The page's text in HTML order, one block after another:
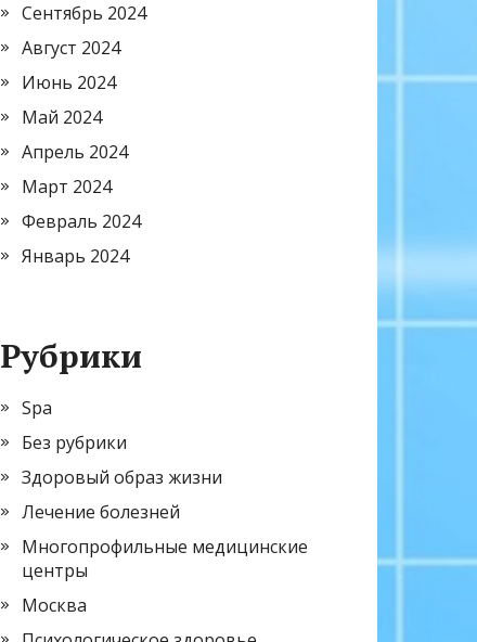
Сентябрь 2024
Август 2024
Июнь 2024
Май 2024
Апрель 2024
Март 2024
Февраль 2024
Январь 2024
Рубрики
Spa
Без рубрики
Здоровый образ жизни
Лечение болезней
Многопрофильные медицинские
центры
Москва